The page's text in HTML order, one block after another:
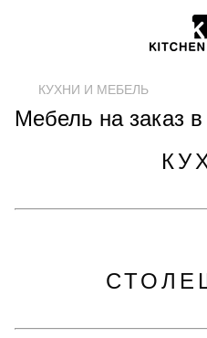
КУХНИ И МЕБЕЛЬ
Мебель на заказ